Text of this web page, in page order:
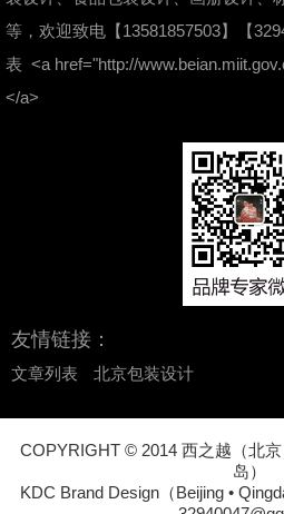
等，欢迎致电【13581857503】
【
表 <a href="http://
</a>
友情链接：
文章列表 北京包装设计
COPYRIGHT © 2014 西之越（北
岛）
KDC Brand Design（Beijing •